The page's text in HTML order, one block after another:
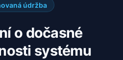
údržba
o dočasné
systému